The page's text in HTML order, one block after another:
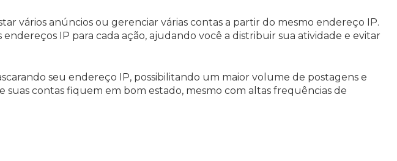
vários anúncios ou gerenciar várias contas a partir do mesmo endereço IP.
IP para cada ação, ajudando você a distribuir sua atividade e evitar
seu endereço IP, possibilitando um maior volume de postagens e
contas fiquem em bom estado, mesmo com altas frequências de